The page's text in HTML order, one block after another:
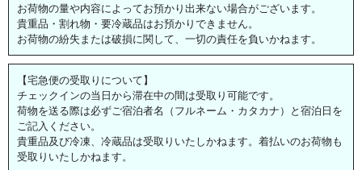
お荷物の量や内容によってお預かり出来ない場合がございます。
貴重品・割れ物・要冷蔵品はお預かりできません。
お荷物の紛失または破損に関して、一切の責任を負いかねます。
【宅急便の受取りについて】
チェックインの当日から滞在中の間は受取り可能です。
荷物を送る際は必ずご宿泊者名（フルネーム・カタカナ）と宿泊日を
ご記入ください。
貴重品及び冷凍、冷蔵品は受取りいたしかねます。着払いのお荷物も
受取りいたしかねます。